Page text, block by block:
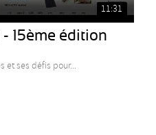
11:31
15ème édition
et ses défis pour...